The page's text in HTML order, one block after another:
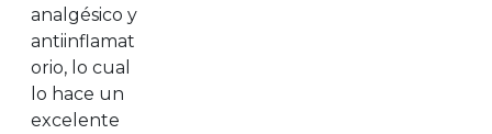
analgésico y
antiinflamat
orio, lo cual
lo hace un
excelente